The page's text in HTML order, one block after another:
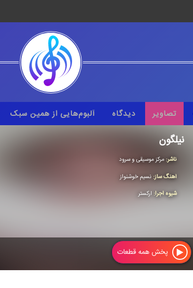
تصاویر دیدگاه آلبوم‌هایی از همین سبک
نیلگون
ناشر: مركز موسیقی و سرود
آهنگ ساز: نسیم خوشنواز
شیوه اجرا: اركستر
پخش همه قطعات